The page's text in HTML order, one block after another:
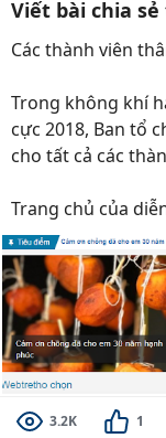
Viết bài chia
Các thành viên
Trong không khí
cực 2018, Ban tổ
cho tất cả các
Trang chủ của
3.2K 1